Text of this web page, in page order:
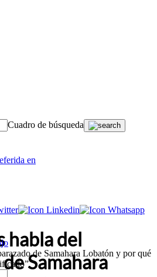
Cuadro de búsqueda
de Samahara Lobatón y por qué
en
habla del
Samahara